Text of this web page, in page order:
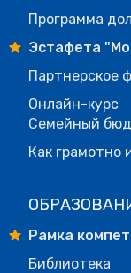
Программа
Эстафета
Партнерское
Онлайн-курс
Семейный
Как грамотно
Рамка
Библиотека